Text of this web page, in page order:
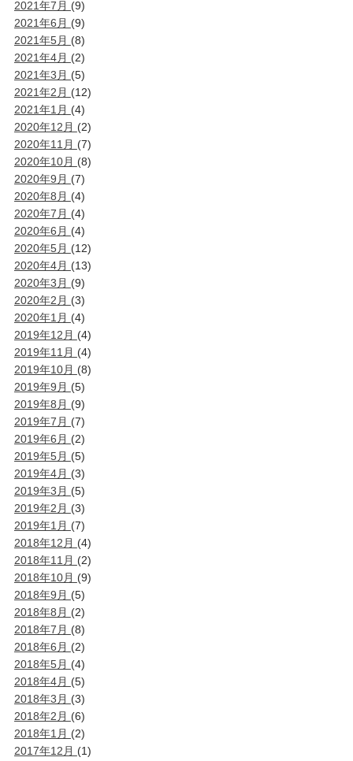
2021年7月 (9)
2021年6月 (9)
2021年5月 (8)
2021年4月 (2)
2021年3月 (5)
2021年2月 (12)
2021年1月 (4)
2020年12月 (2)
2020年11月 (7)
2020年10月 (8)
2020年9月 (7)
2020年8月 (4)
2020年7月 (4)
2020年6月 (4)
2020年5月 (12)
2020年4月 (13)
2020年3月 (9)
2020年2月 (3)
2020年1月 (4)
2019年12月 (4)
2019年11月 (4)
2019年10月 (8)
2019年9月 (5)
2019年8月 (9)
2019年7月 (7)
2019年6月 (2)
2019年5月 (5)
2019年4月 (3)
2019年3月 (5)
2019年2月 (3)
2019年1月 (7)
2018年12月 (4)
2018年11月 (2)
2018年10月 (9)
2018年9月 (5)
2018年8月 (2)
2018年7月 (8)
2018年6月 (2)
2018年5月 (4)
2018年4月 (5)
2018年3月 (3)
2018年2月 (6)
2018年1月 (2)
2017年12月 (1)